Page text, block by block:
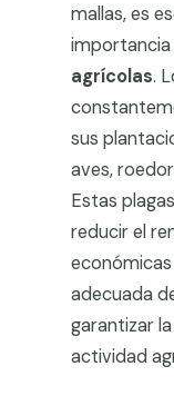
mallas, es
importancia
agrícolas.
sus
aves,
Estas
reducir el
adecuada
garantizar
actividad